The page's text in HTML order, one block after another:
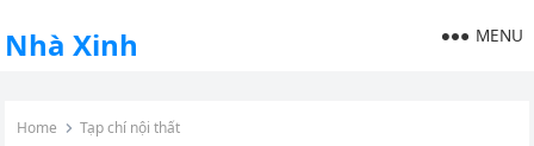
Nhà Xinh MENU
Home Tạp chí nội thất